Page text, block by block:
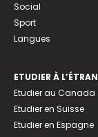
Social
Sport
Langues
ETUDIER À
Etudier au Canada
Etudier en Suisse
Etudier en Espagne